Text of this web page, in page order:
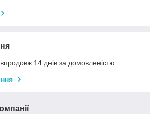
14 днів за домовленістю